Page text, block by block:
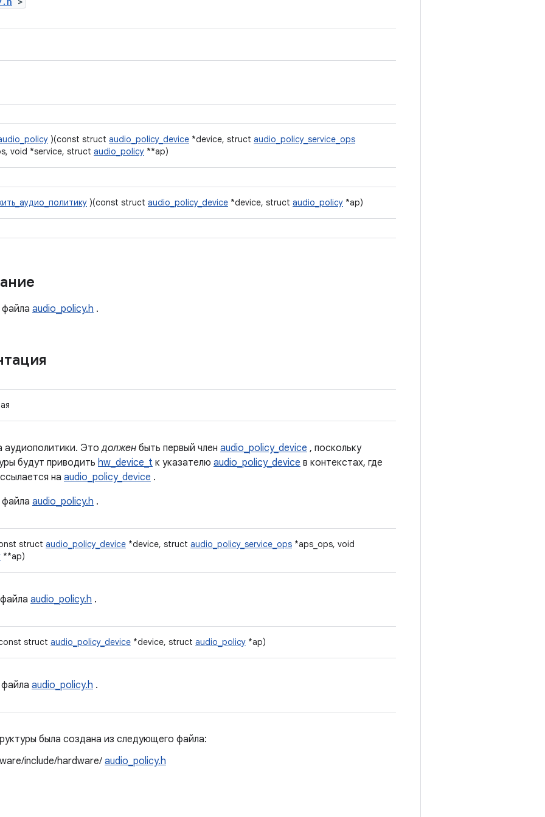
)(const struct audio_policy_device *device, struct audio_policy_service_ops
void *service, struct audio_policy **ap)
)(const struct audio_policy_device *device, struct audio_policy *ap)
файла audio_policy.h .
аудиополитики. Этодолжен быть первый член audio_policy_device , поскольку
будут приводить hw_device_t к указателю audio_policy_device в контекстах, где
на audio_policy_device .
файла audio_policy.h .
struct audio_policy_device *device, struct audio_policy_service_ops *aps_ops, void
**ap)
audio_policy.h .
struct audio_policy_device *device, struct audio_policy *ap)
audio_policy.h .
была создана из следующего файла:
include/hardware/ audio_policy.h